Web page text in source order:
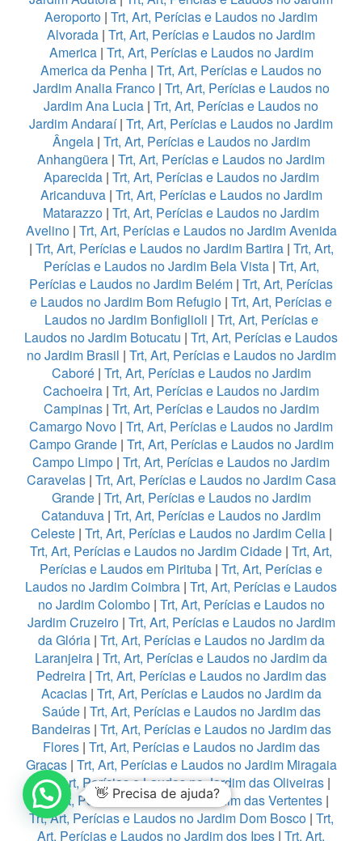
Aeroporto | Trt, Art, Perícias e Laudos no Jardim
Alvorada | Trt, Art, Perícias e Laudos no Jardim
America| Trt, Art, Perícias e Laudos no Jardim
America da Penha | Trt, Art, Perícias e Laudos no
Jardim Analia Franco| Trt, Art, Perícias e Laudos no
Jardim Ana Lucia | Trt, Art, Perícias e Laudos no
Jardim Andaraí| Trt, Art, Perícias e Laudos no Jardim
Ângela| Trt, Art, Perícias e Laudos no Jardim
Anhangüera | Trt, Art, Perícias e Laudos no Jardim
Aparecida| Trt, Art, Perícias e Laudos no Jardim
Aricanduva| Trt, Art, Perícias e Laudos no Jardim
Matarazzo | Trt, Art, Perícias e Laudos no Jardim
Avelino| Trt, Art, Perícias e Laudos no Jardim Avenida
| Trt, Art, Perícias e Laudos no Jardim Bartira| Trt, Art,
Perícias e Laudos no Jardim Bela Vista| Trt, Art,
Perícias e Laudos no Jardim Belém | Trt, Art, Perícias
e Laudos no Jardim Bom Refugio | Trt, Art, Perícias e
Laudos no Jardim Bonfiglioli | Trt, Art, Perícias e
Laudos no Jardim Botucatu | Trt, Art, Perícias e Laudos
no Jardim Brasil | Trt, Art, Perícias e Laudos no Jardim
Caboré| Trt, Art, Perícias e Laudos no Jardim
Cachoeira | Trt, Art, Perícias e Laudos no Jardim
Campinas| Trt, Art, Perícias e Laudos no Jardim
Camargo Novo | Trt, Art, Perícias e Laudos no Jardim
Campo Grande| Trt, Art, Perícias e Laudos no Jardim
Campo Limpo | Trt, Art, Perícias e Laudos no Jardim
Caravelas| Trt, Art, Perícias e Laudos no Jardim Casa
Grande| Trt, Art, Perícias e Laudos no Jardim
Catanduva | Trt, Art, Perícias e Laudos no Jardim
Celeste| Trt, Art, Perícias e Laudos no Jardim Celia|
Trt, Art, Perícias e Laudos no Jardim Cidade | Trt, Art,
Perícias e Laudos em Pirituba | Trt, Art, Perícias e
Laudos no Jardim Coimbra | Trt, Art, Perícias e Laudos
no Jardim Colombo| Trt, Art, Perícias e Laudos no
Jardim Cruzeiro| Trt, Art, Perícias e Laudos no Jardim
da Glória| Trt, Art, Perícias e Laudos no Jardim da
Laranjeira | Trt, Art, Perícias e Laudos no Jardim da
Pedreira| Trt, Art, Perícias e Laudos no Jardim das
Acacias| Trt, Art, Perícias e Laudos no Jardim da
Saúde| Trt, Art, Perícias e Laudos no Jardim das
Bandeiras| Trt, Art, Perícias e Laudos no Jardim das
Flores| Trt, Art, Perícias e Laudos no Jardim das
Graças| Trt, Art, Perícias e Laudos no Jardim Miragaia
|Trt, Art, Perícias e Laudos no Jardim das Oliveiras|
Trt, Art, Perícias e Laudos no Jardim das Vertentes|
Trt, Art, Perícias e Laudos no Jardim Dom Bosco| Trt,
Art, Perícias e Laudos no Jardim dos Ipes | Trt, Art,
👋 Precisa de ajuda?